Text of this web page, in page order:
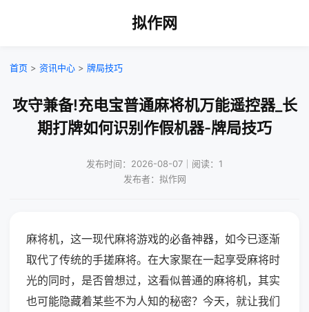
拟作网
首页 > 资讯中心 > 牌局技巧
攻守兼备!充电宝普通麻将机万能遥控器_长
期打牌如何识别作假机器-牌局技巧
发布时间：2026-08-07｜阅读：1
发布者：拟作网
麻将机，这一现代麻将游戏的必备神器，如今已逐渐
取代了传统的手搓麻将。在大家聚在一起享受麻将时
光的同时，是否曾想过，这看似普通的麻将机，其实
也可能隐藏着某些不为人知的秘密？今天，就让我们